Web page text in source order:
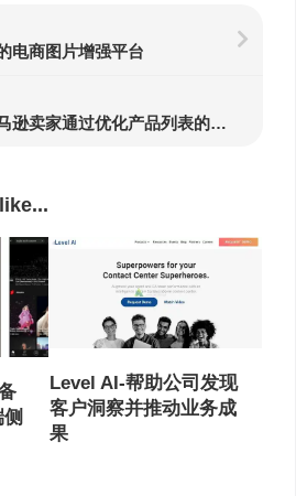
电商图片增强平台
Sellesta-帮助亚马逊卖家通过优化产品列表的排名和转化率来增加业务
Level AI-帮助公司发现
客户洞察并推动业务成
果